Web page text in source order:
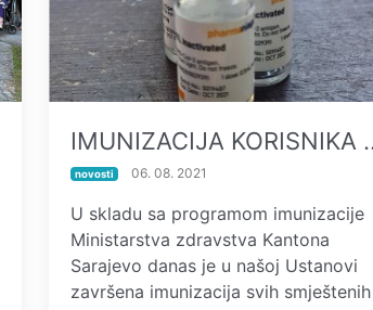
IMUNIZACIJA KORISNIKA
novosti 06. 08. 2021
U skladu sa programom imunizacije
Ministarstva zdravstva Kantona
Sarajevo danas je u našoj Ustanovi
završena imunizacija svih smještenih